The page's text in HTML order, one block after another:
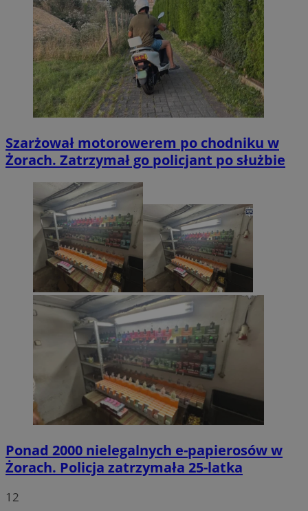
Szarżował motorowerem po chodniku w
Żorach. Zatrzymał go policjant po służbie
Ponad 2000 nielegalnych e-papierosów w
Żorach. Policja zatrzymała 25-latka
12